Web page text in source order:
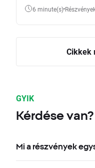
válasszunk?
6 minute(s)
Cikkek
GYIK
Kérdése van?
Mi a részvények